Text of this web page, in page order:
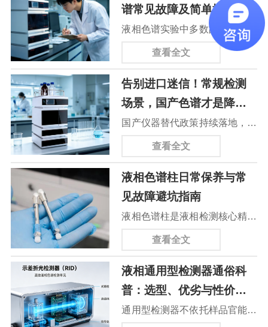
谱常见故障及简单排查方
法
液相色谱实验中多数故障源于日
常操作细节，是新手化验员常遇
不稳、鬼峰、峰形异常、保留时
间漂移等高频故障，搭配简单易
懂的新手排查方法与解决技巧，
帮助化验员快速自查脱困、稳定
查看全文
告别进口迷信！常规检测
场景，国产色谱才是降本
优选
国产仪器替代政策持续落地，不
少实验室面临液相设备选型难
后效率、政策适配四大维度来
看，艾塔 AT-3000-14 这类合规
国产液相，在高校教学、食品质
检、环境监测等常规场景下性能
成本大幅降低，是实验室设备更
新的高性价比方案。
查看全文
液相色谱柱日常保养与常
见故障避坑指南
液相色谱柱是液相检测核心精密
耗材，新手操作不当易出现柱压
障。本文梳理液相色谱柱四大常
见养护误区，分享实验前、中、
后标准化保养流程，针对柱压异
查看全文
液相通用型检测器通俗科
普：选型、优劣与性价比
详解
通用型检测器不依托样品官能团